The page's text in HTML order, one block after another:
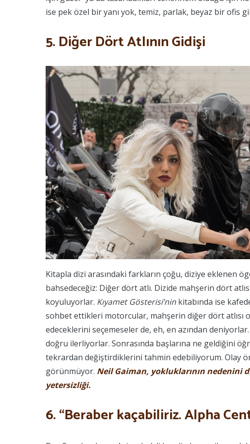
ise pek özel bir yanı yok, temiz, parlak, beyaz bir ofis
5. Diğer Dört Atlının Gidişi
Kitapla dizi arasındaki farkların çoğu, diziye eklenen
bahsedeceğiz: Diğer dört atlı. Dizide mahşerin dört
koyuluyorlar. Kıyamet Gösterisi’nin kitabında ise
sohbet ettikleri motorcular, mahşerin diğer dört atlısı
edeceklerini seçemeseler de, eh, en azından
doğru ilerliyorlar. Sonrasında başlarına ne geldiğini
tekrardan değiştirdiklerini tahmin edebiliyorum. Olay
görünmüyor. Neil Gaiman, yokluklarının nedenini
yetersizliği.
6. “Beraber kaçabiliriz. Alpha